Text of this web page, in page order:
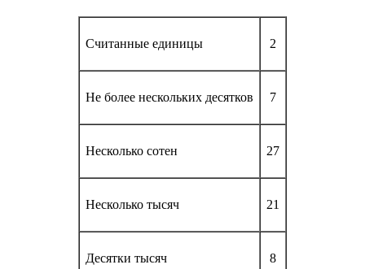
Считанные единицы 2
Не более нескольких десятков 7
Несколько сотен 27
Несколько тысяч 21
Десятки тысяч 8